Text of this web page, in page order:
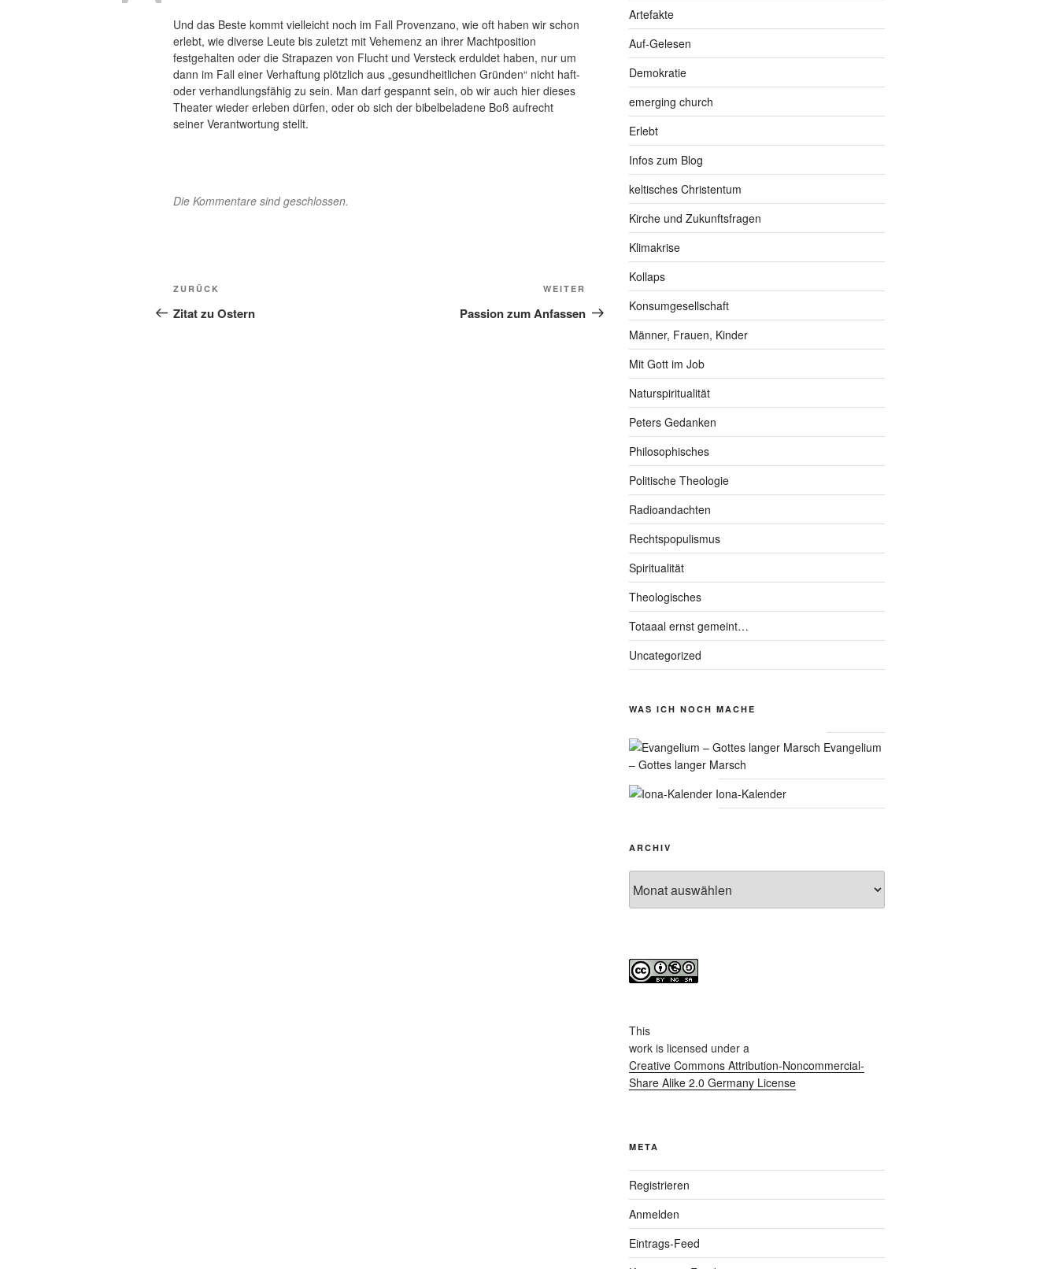
Und das Beste kommt vielleicht noch im Fall Provenzano, wie oft haben wir schon
erlebt, wie diverse Leute bis zuletzt mit Vehemenz an ihrer Machtposition
festgehalten oder die Strapazen von Flucht und Versteck erduldet haben, nur um
dann im Fall einer Verhaftung plötzlich aus „gesundheitlichen Gründen“ nicht haft-
oder verhandlungsfähig zu sein. Man darf gespannt sein, ob wir auch hier dieses
Theater wieder erleben dürfen, oder ob sich der bibelbeladene Boß aufrecht
seiner Verantwortung stellt.
Die Kommentare sind geschlossen.
Beitragsnavigation
Vorheriger
Beitrag
ZURÜCK
Zitat zu Ostern
Nächster
Beitrag
WEITER
Passion zum Anfassen
Artefakte
Auf-Gelesen
Demokratie
emerging church
Erlebt
Infos zum Blog
keltisches Christentum
Kirche und Zukunftsfragen
Klimakrise
Kollaps
Konsumgesellschaft
Männer, Frauen, Kinder
Mit Gott im Job
Naturspiritualität
Peters Gedanken
Philosophisches
Politische Theologie
Radioandachten
Rechtspopulismus
Spiritualität
Theologisches
Totaaal ernst gemeint…
Uncategorized
WAS ICH NOCH MACHE
Evangelium
– Gottes langer Marsch
Iona-Kalender
ARCHIV
This
workis licensed under a
Creative Commons Attribution-Noncommercial-
Share Alike 2.0 Germany License
META
Registrieren
Anmelden
Eintrags-Feed